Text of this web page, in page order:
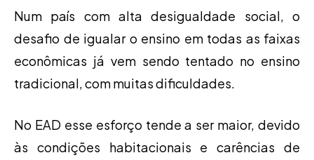
Num país com alta desigualdade social, o
desafio de igualar o ensino em todas as faixas
econômicas já vem sendo tentado no ensino
tradicional, com muitas dificuldades.
No EAD esse esforço tende a ser maior, devido
às condições habitacionais e carências de